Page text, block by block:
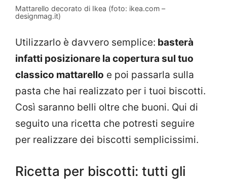
Mattarello decorato di Ikea (foto: ikea.com –
designmag.it)
Utilizzarlo è davvero semplice: basterà
infatti posizionare la copertura sul tuo
classico mattarello e poi passarla sulla
pasta che hai realizzato per i tuoi biscotti.
Così saranno belli oltre che buoni. Qui di
seguito una ricetta che potresti seguire
per realizzare dei biscotti semplicissimi.
Ricetta per biscotti: tutti gli